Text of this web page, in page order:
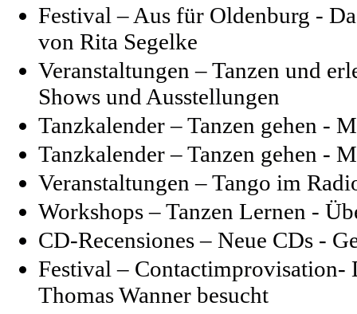
Festival – Aus für Oldenburg -
von Rita Segelke
Veranstaltungen – Tanzen und
Shows und Ausstellungen
Tanzkalender – Tanzen gehen -
Tanzkalender – Tanzen gehen -
Veranstaltungen – Tango im
Workshops – Tanzen Lernen -
CD-Recensiones – Neue CDs -
Festival – Contactimprovisation-
Thomas Wanner besucht